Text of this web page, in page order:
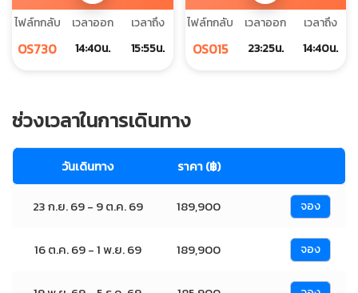
ไฟล์ทกลับ
OS730
เวลาออก
14:40น.
เวลาถึง
15:55น.
ไฟล์ทกลับ
OS015
เวลาออก
23:25น.
เวลาถึง
14:40น.
ช่วงเวลาในการเดินทาง
วันเดินทาง ราคา (฿)
23 ก.ย. 69 - 9 ต.ค. 69 189,900 จอง
16 ต.ค. 69 - 1 พ.ย. 69 189,900 จอง